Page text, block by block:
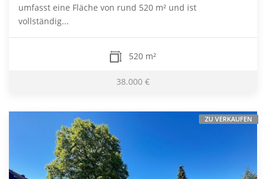
umfasst eine Fläche von rund 520 m² und ist
vollständig...
520 m²
38.000 €
ZU VERKAUFEN